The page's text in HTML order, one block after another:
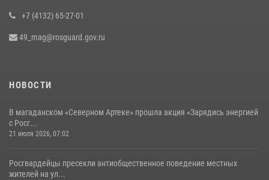
+7 (4132) 65-27-01
49_mag@rosguard.gov.ru
НОВОСТИ
В магаданском «Северном Артеке» прошла акция «Зарядись энергией
с Росг...
21 июля 2026, 07:02
Росгвардейцы пресекли антиобщественное поведение местных
жителей на ул...